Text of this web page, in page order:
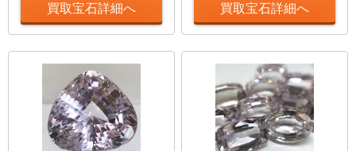
買取宝石詳細へ 買取宝石詳細へ